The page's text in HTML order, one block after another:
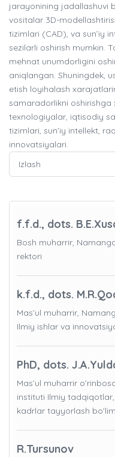
jarayonining jadallashuvi
vositalar 3D-
tizimlari (CAD), va sun’iy
sezilarli oshirish mumkin.
mehnat unumdorligini
aniqlangan. Shuningdek,
etish loyihalash
samaradorlikni oshirishga
texnologiyalar, iqtisodiy
tizimlari, sun’iy intellekt,
innovatsiyalari.
f.f.d., dots.
Bosh muharrir,
rektori
k.f.d., dots.
Mas’ul muharrir,
Ilmiy ishlar va
PhD, dots.
Mas’ul muharrir
instituti Ilmiy
kadrlar tayyorlash
R.Tursunov